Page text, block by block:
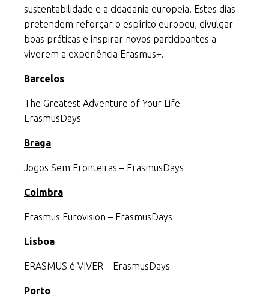
sustentabilidade e a cidadania europeia. Estes dias
pretendem reforçar o espírito europeu, divulgar
boas práticas e inspirar novos participantes a
viverem a experiência Erasmus+.
Barcelos
The Greatest Adventure of Your Life –
ErasmusDays
Braga
Jogos Sem Fronteiras – ErasmusDays
Coimbra
Erasmus Eurovision – ErasmusDays
Lisboa
ERASMUS é VIVER – ErasmusDays
Porto